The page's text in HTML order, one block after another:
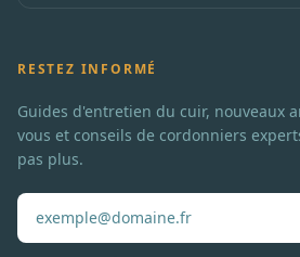
RESTEZ INFORMÉ
Guides d'entretien du cuir, nouveaux
vous et conseils de cordonniers
pas plus.